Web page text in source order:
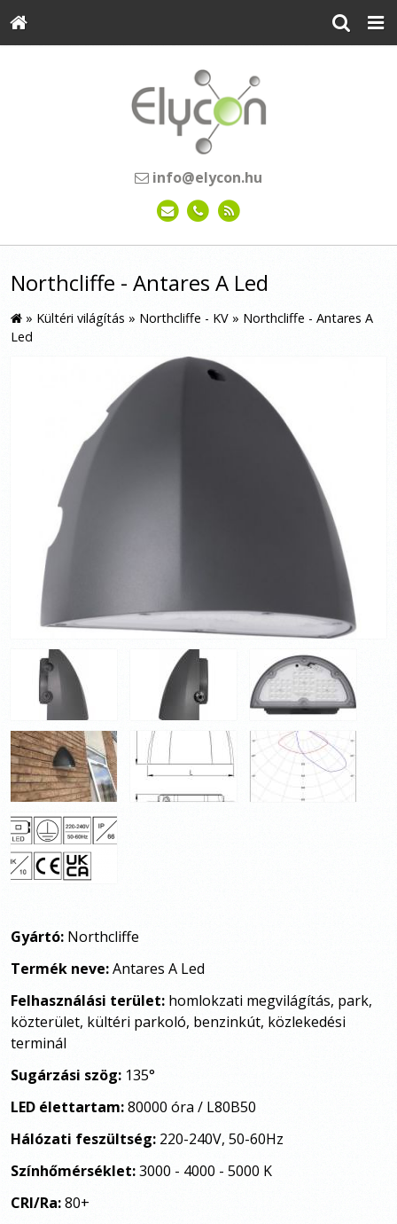
info@elycon.hu
Northcliffe - Antares A Led
» Kültéri világítás » Northcliffe - KV » Northcliffe - Antares A
Led
Gyártó: Northcliffe
Termék neve:Antares A Led
Felhasználási terület: homlokzati megvilágítás, park,
közterület, kültéri parkoló, benzinkút, közlekedési
terminál
Sugárzási szög: 135°
LED élettartam:80000 óra / L80B50
Hálózati feszültség: 220-240V, 50-60Hz
Színhőmérséklet:3000 - 4000 - 5000 K
CRI/Ra:80+